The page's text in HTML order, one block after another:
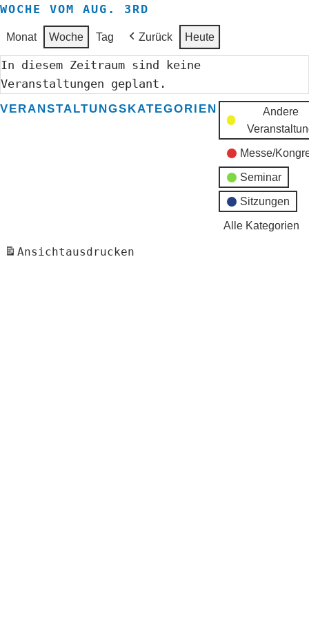
WOCHE VOM AUG. 3RD
Monat Woche Tag Zurück Heute
In diesem Zeitraum sind keine
Veranstaltungen geplant.
VERANSTALTUNGSKATEGORIEN
Andere
Messe/
Seminar
Sitzungen
Alle Kategorien
Ansichtausdrucken